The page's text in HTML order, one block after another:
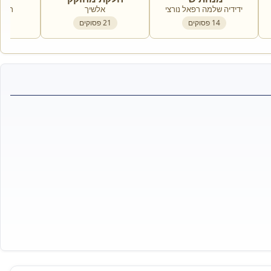
ידידיה שלמה רפאל נורצי
14 פסוקים
אלשיך
21פסוקים